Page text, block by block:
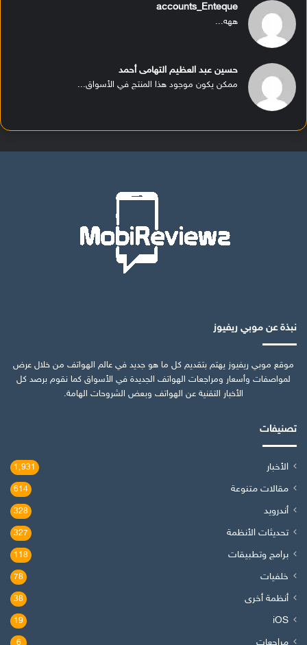
accounts_Enteque
ههه...
حسين عبد العظيم التهامى أحمد
ممكن يكون موجود هذا المنتج في الأسواق...
نبذة عن موبي ريفيوز
موقع موبي ريفيوز يهتم بتقديم كل ما هو جديد في عالم الهواتف من خلال عرض
لمواصفات وأسعار ومراجعات الهواتف الجديدة في الأسواق كما نقوم برصد كل
الأخبار التقنية عن الهواتف وبعض الشروحات الهامة.
تصنيفات
الأخبار 1٬931
مقالات متنوعة 614
أندرويد 328
تحديثات الأنظمة 327
برامج وتطبيقات 118
خلفيات 78
أنظمة أخرى 38
iOS
19
مراجعات 6